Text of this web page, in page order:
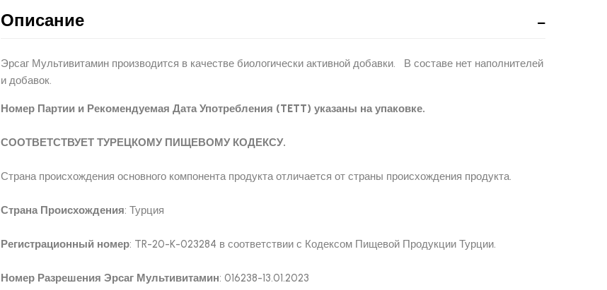
Описание
Эрсаг Мультивитамин производится в качестве биологически активной добавки. В составе нет наполнителей
и добавок.
Номер Партии и Рекомендуемая Дата Употребления (TETT) указаны на упаковке.
СООТВЕТСТВУЕТ ТУРЕЦКОМУ ПИЩЕВОМУ КОДЕКСУ.
Страна происхождения основного компонента продукта отличается от страны происхождения продукта.
Страна Происхождения: Турция
Регистрационный номер: TR-20-K-023284 в соответствии с Кодексом Пищевой Продукции Турции.
Номер Разрешения Эрсаг Мультивитамин: 016238-13.01.2023